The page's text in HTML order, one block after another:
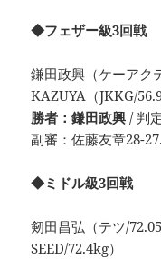
◆フェザー級3回戦
鎌田政興（ケーアク
KAZUYA（JKKG/
勝者：鎌田政興 / 判
副審：佐藤友章28-
◆ミドル級3回戦
剱田昌弘（テツ/
SEED/72.4kg）